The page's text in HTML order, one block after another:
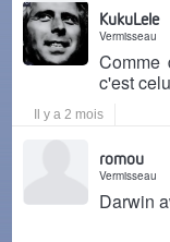
KukuLele
Vermisseau
Comme
c'est
Il y a 2 mois
romou
Vermisseau
Darwin